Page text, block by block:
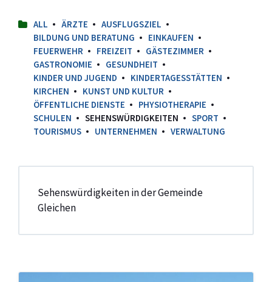
ALL ÄRZTE
AUSFLUGSZIEL
BILDUNG UND BERATUNG
EINKAUFEN
FEUERWEHR
FREIZEIT
GÄSTEZIMMER
GASTRONOMIE
GESUNDHEIT
KINDER UND JUGEND
KINDERTAGESSTÄTTEN
KIRCHEN
KUNST UND KULTUR
ÖFFENTLICHE DIENSTE
PHYSIOTHERAPIE
SCHULEN
SEHENSWÜRDIGKEITEN
SPORT
TOURISMUS
UNTERNEHMEN VERWALTUNG
Sehenswürdigkeiten in der Gemeinde
Gleichen